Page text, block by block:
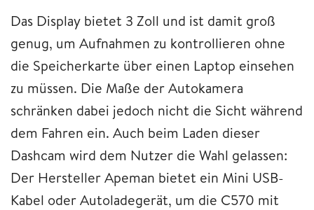
Das Display bietet 3 Zoll und ist damit groß
genug, um Aufnahmen zu kontrollieren ohne
die Speicherkarte über einen Laptop einsehen
zu müssen. Die Maße der Autokamera
schränken dabei jedoch nicht die Sicht während
dem Fahren ein. Auch beim Laden dieser
Dashcam wird dem Nutzer die Wahl gelassen:
Der Hersteller Apeman bietet ein Mini USB-
Kabel oder Autoladegerät, um die C570 mit